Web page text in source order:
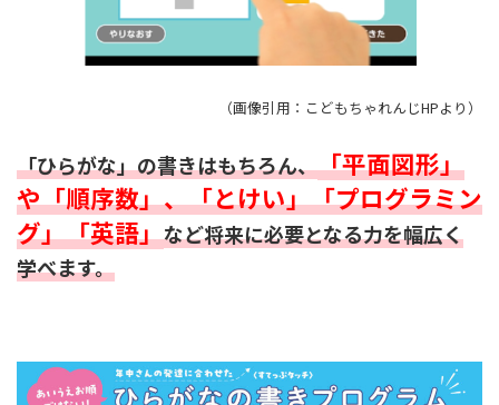
（画像引用：こどもちゃれんじHPより）
「ひらがな」の書きはもちろん、「平面図形」
や「順序数」、「とけい」「プログラミン
グ」「英語」など将来に必要となる力を幅広く
学べます。